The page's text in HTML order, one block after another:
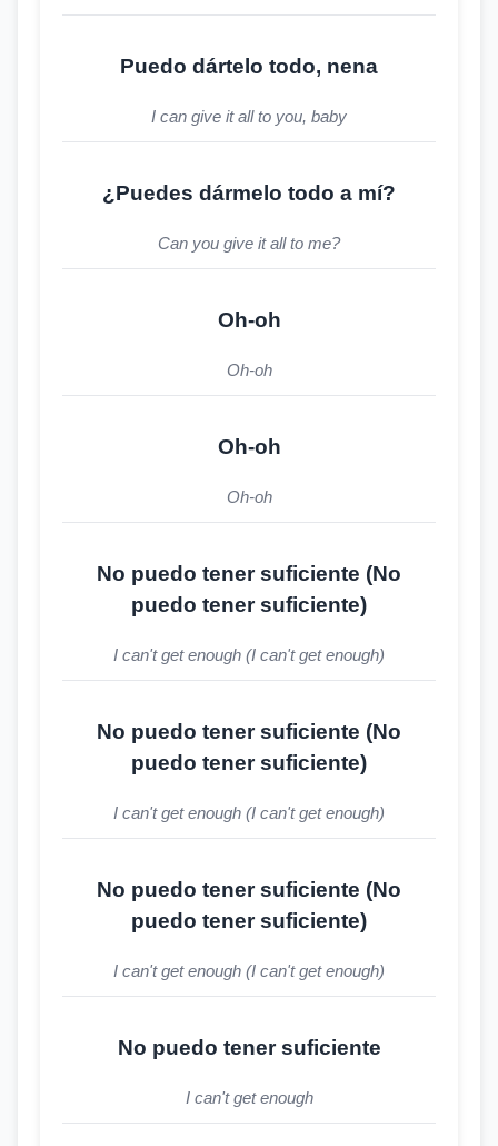
Puedo dártelo todo, nena
I can give it all to you, baby
¿Puedes dármelo todo a mí?
Can you give it all to me?
Oh-oh
Oh-oh
Oh-oh
Oh-oh
No puedo tener suficiente (No
puedo tener suficiente)
I can't get enough (I can't get enough)
No puedo tener suficiente (No
puedo tener suficiente)
I can't get enough (I can't get enough)
No puedo tener suficiente (No
puedo tener suficiente)
I can't get enough (I can't get enough)
No puedo tener suficiente
I can't get enough